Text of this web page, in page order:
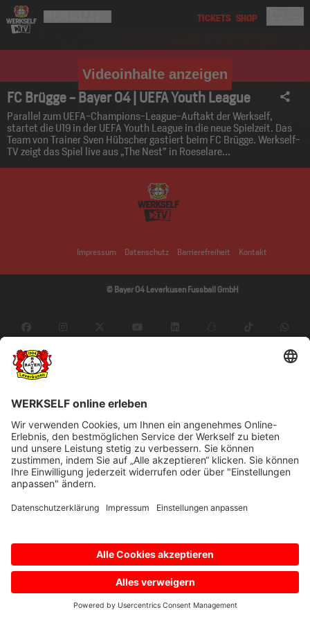
Videoinhalte anzeigen
FC Brügge - Bayer 04 | UEFA Youth League
Parallel zum UEFA-Champions-League-Auftakt der Werkself,
startet die U19 in der UEFA Youth League in die neue Spielzeit. Das
Team von Trainer Sven Hübscher gastiert beim FC Brügge. Werkself-
TV zeigt das Spiel live aus „The Nest” in Roeselare...
Impressum Datenschutz Barrierefreiheit Kontakt
© Bayer 04 Leverkusen Fussball GmbH